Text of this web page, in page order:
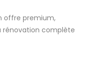
offre premium,
rénovation complète